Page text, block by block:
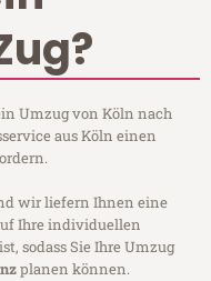
Umzug von Köln nach
aus Köln einen
wir liefern Ihnen eine
Ihre individuellen
sodass Sie Ihre Umzug
planen können.